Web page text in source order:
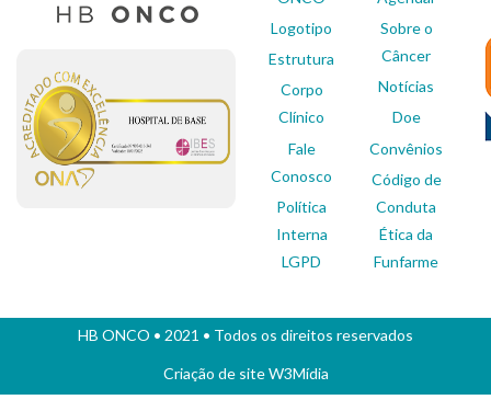
Logotipo
Estrutura
Corpo
Clínico
Fale
Conosco
Política
Interna
LGPD
Sobre o
Câncer
Notícias
Doe
Convênios
Código de
Conduta
Ética da
Funfarme
HB ONCO • 2021 • Todos os direitos reservados
Criação de siteW3Mídia